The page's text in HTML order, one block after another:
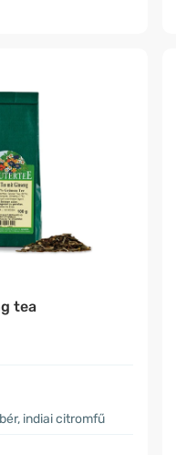
tea
indiai citromfű